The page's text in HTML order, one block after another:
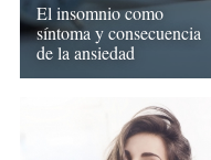
El insomnio como
síntoma y consecuencia
de la ansiedad